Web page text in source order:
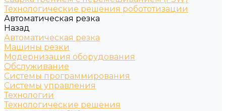
Технологические решения робототизации
Автоматическая резка
Назад
Автоматическая резка
Машины резки
Модернизация оборудования
Обслуживание
Системы программирования
Системы управления
Технологии
Технологические решения